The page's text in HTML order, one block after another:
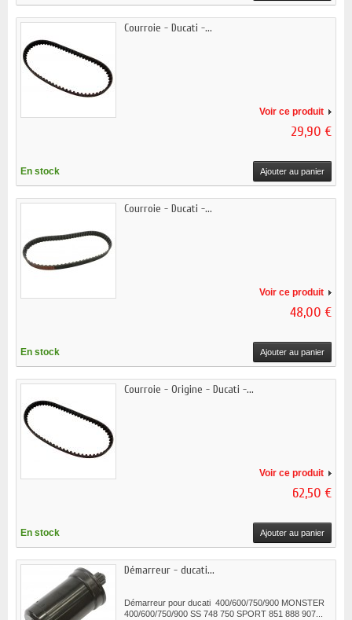
Courroie - Ducati -...
Voir ce produit
29,90 €
En stock Ajouter au panier
Courroie - Ducati -...
Voir ce produit
48,00 €
En stock Ajouter au panier
Courroie - Origine - Ducati -...
Voir ce produit
62,50 €
En stock Ajouter au panier
Démarreur - ducati...
Démarreur pour ducati 400/600/750/900 MONSTER
400/600/750/900 SS 748 750 SPORT 851 888 907...